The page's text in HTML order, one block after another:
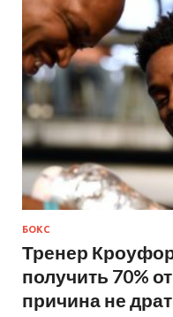
БОКС
Тренер
получить 70%
причина не